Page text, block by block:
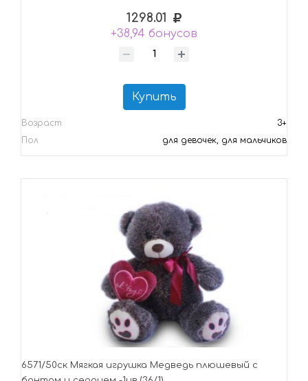
1298.01
+38,94 бонусов
Купить
Возраст
3+
Пол
для девочек, для мальчиков
6571/50ск Мягкая игрушка Медведь плюшевый с